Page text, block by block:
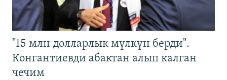
"15 млн долларлык мүлкүн берди".
Конгантиевди абактан алып калган
чечим